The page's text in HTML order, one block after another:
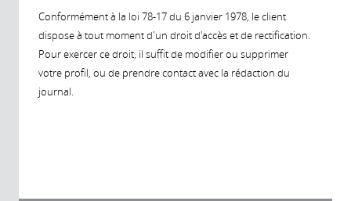
Conformément à la loi 78-17 du 6 janvier 1978, le client
dispose à tout moment d'un droit d'accès et de rectification.
Pour exercer ce droit, il suffit de modifier ou supprimer
votre profil, ou de prendre contact avec la rédaction du
journal.